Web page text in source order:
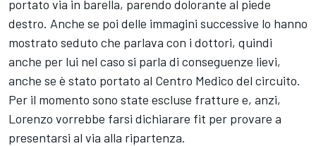
portato via in barella, parendo dolorante al piede
destro. Anche se poi delle immagini successive lo hanno
mostrato seduto che parlava con i dottori, quindi
anche per lui nel caso si parla di conseguenze lievi,
anche se è stato portato al Centro Medico del circuito.
Per il momento sono state escluse fratture e, anzi,
Lorenzo vorrebbe farsi dichiarare fit per provare a
presentarsi al via alla ripartenza.